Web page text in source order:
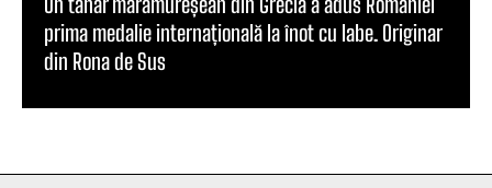
prima medalie internațională la înot cu labe. Originar
din Rona de Sus